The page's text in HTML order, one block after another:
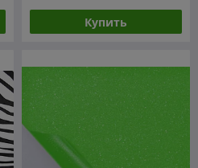
Купить